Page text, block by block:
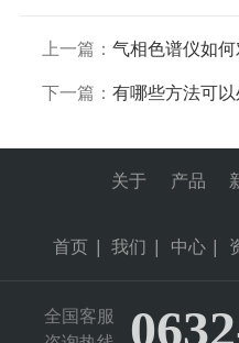
上一篇： 气相色谱仪如
下一篇： 有哪些方法可
首页
关于
我们
产品
中心
全国客服